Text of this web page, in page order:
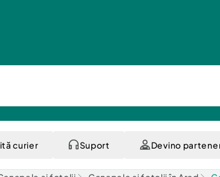
curier Suport Devino